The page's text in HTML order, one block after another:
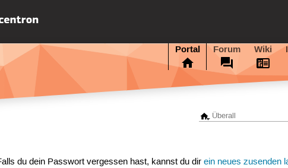
Portal Forum Wiki
du dein Passwort vergessen hast, kannst du direin neues zusenden